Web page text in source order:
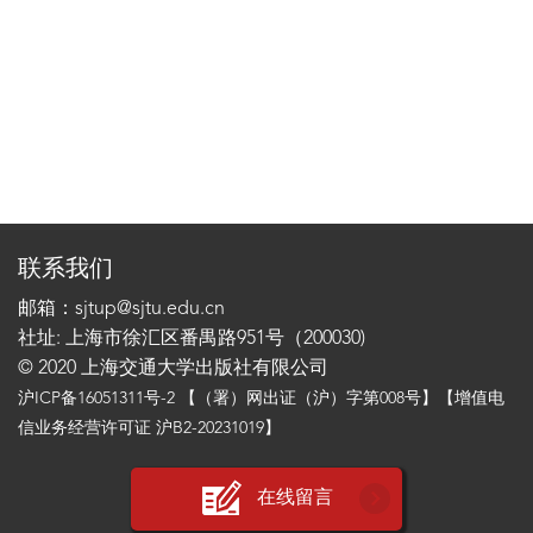
联系我们
邮箱：sjtup@sjtu.edu.cn
社址: 上海市徐汇区番禺路951号（200030)
© 2020 上海交通大学出版社有限公司
沪ICP备16051311号-2 【（署）网出证（沪）字第008号】【增值电
信业务经营许可证 沪B2-20231019】
在线留言